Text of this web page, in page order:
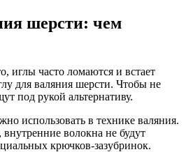
шерсти: чем
иглы часто ломаются и встает
для валяния шерсти. Чтобы не
под рукой альтернативу.
использовать в технике валяния.
волокна не будут
крючков-зазубринок.